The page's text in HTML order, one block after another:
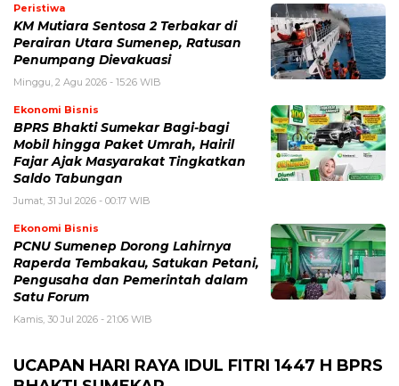
Peristiwa
KM Mutiara Sentosa 2 Terbakar di
Perairan Utara Sumenep, Ratusan
Penumpang Dievakuasi
Minggu, 2 Agu 2026 - 15:26 WIB
Ekonomi Bisnis
BPRS Bhakti Sumekar Bagi-bagi
Mobil hingga Paket Umrah, Hairil
Fajar Ajak Masyarakat Tingkatkan
Saldo Tabungan
Jumat, 31 Jul 2026 - 00:17 WIB
Ekonomi Bisnis
PCNU Sumenep Dorong Lahirnya
Raperda Tembakau, Satukan Petani,
Pengusaha dan Pemerintah dalam
Satu Forum
Kamis, 30 Jul 2026 - 21:06 WIB
UCAPAN HARI RAYA IDUL FITRI 1447 H BPRS